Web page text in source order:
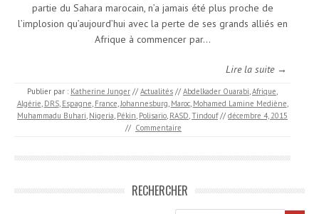
partie du Sahara marocain, n’a jamais été plus proche de
l’implosion qu’aujourd’hui avec la perte de ses grands alliés en
Afrique à commencer par…
Lire la suite →
Publier par : Katherine Junger // Actualités // Abdelkader Ouarabi,Afrique,
Algérie, DRS, Espagne, France,Johannesburg, Maroc, Mohamed Lamine Mediène,
Muhammadu Buhari, Nigeria, Pékin, Polisario, RASD,Tindouf // décembre 4, 2015
// Commentaire
RECHERCHER